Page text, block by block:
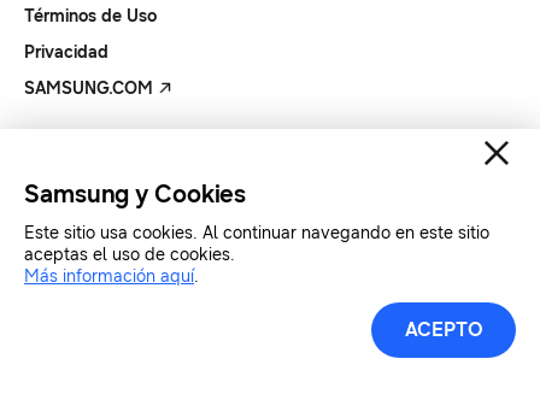
Términos de Uso
Privacidad
SAMSUNG.COM
Samsung y Cookies
Este sitio usa cookies. Al continuar navegando en este sitio
aceptas el uso de cookies.
Más información aquí.
ACEPTO